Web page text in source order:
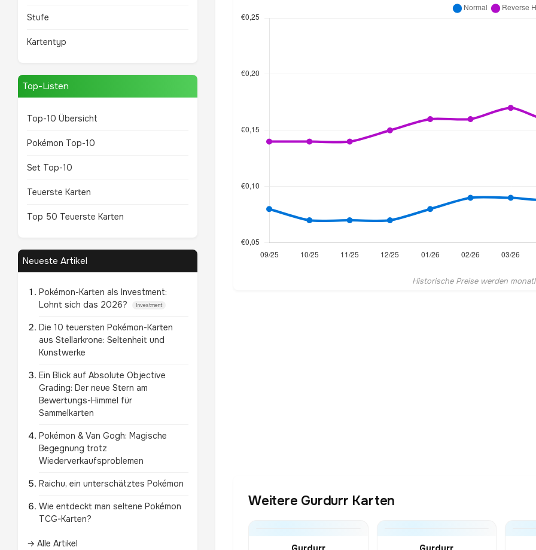
Stufe
Kartentyp
Top-Listen
Top-10 Übersicht
Pokémon Top-10
Set Top-10
Teuerste Karten
Top 50 Teuerste Karten
Neueste Artikel
Pokémon-Karten als Investment:
Lohnt sich das 2026?
Investment
Die 10 teuersten Pokémon-Karten
aus Stellarkrone: Seltenheit und
Kunstwerke
Ein Blick auf Absolute Objective
Grading: Der neue Stern am
Bewertungs-Himmel für
Sammelkarten
Pokémon & Van Gogh: Magische
Begegnung trotz
Wiederverkaufsproblemen
Raichu, ein unterschätztes Pokémon
Wie entdeckt man seltene Pokémon
TCG-Karten?
→ Alle Artikel
Historische Preise werden
Weitere Gurdurr Karten